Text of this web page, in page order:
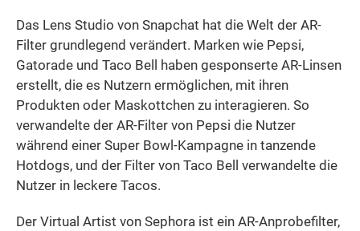
Das Lens Studio von Snapchat hat die Welt der AR-
Filter grundlegend verändert. Marken wie Pepsi,
Gatorade und Taco Bell haben gesponserte AR-Linsen
erstellt, die es Nutzern ermöglichen, mit ihren
Produkten oder Maskottchen zu interagieren. So
verwandelte der AR-Filter von Pepsi die Nutzer
während einer Super Bowl-Kampagne in tanzende
Hotdogs, und der Filter von Taco Bell verwandelte die
Nutzer in leckere Tacos.
Der Virtual Artist von Sephora ist ein AR-Anprobefilter,